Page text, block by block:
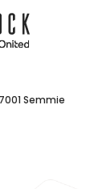
Services
Semmie